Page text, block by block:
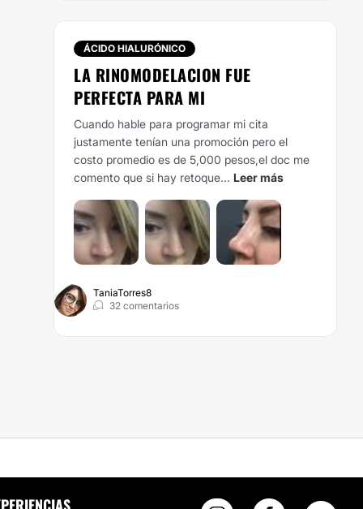
ÁCIDO HIALURÓNICO
LA RINOMODELACION FUE
PERFECTA PARA MI
Cuando hable para programar mi cita
justamente tenían una promoción pero el
costo promedio es de 5,000 pesos,el doc me
comento que si hay retoque... Leer más
TaniaTorres8
32 comentarios